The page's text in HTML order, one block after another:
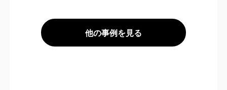
他の事例を見る